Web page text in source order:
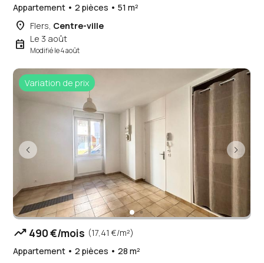
Appartement • 2 pièces • 51 m²
place Flers, Centre-ville
event Le 3 août
Modifié le 4 août
Variation de prix
trending_up 490 €/mois (17,41 €/m²)
Appartement • 2 pièces • 28 m²